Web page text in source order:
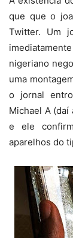
que que o
Twitter. Um
nigeriano
uma
o jornal
Michael A
e ele
aparelhos do